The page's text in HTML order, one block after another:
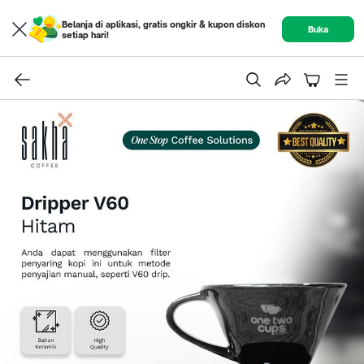
Belanja di aplikasi, gratis ongkir & kupon diskon
setiap hari!
Buka